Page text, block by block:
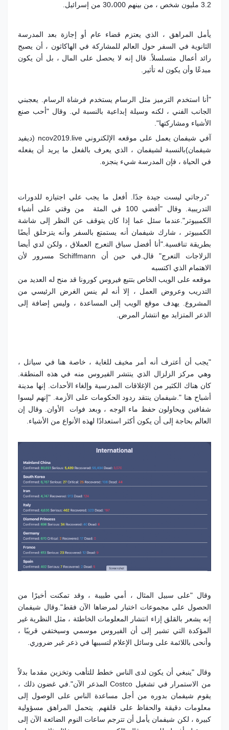
3.2 مليون شخص ، من بينهم 30،000 من إسرائيل.
يأمل المراهق ، الذي يعتزم قضاء عام أو إجازة بعد المدرسة
الثانوية في السفر حول العالم للمشاركة في الهاكاثون ، أن يصبح
رائد أعمال متسلسلاً. قال إنه لا يحصل على المال ، بل أن يكون
مبدعًا وأن يكون له تأثير.
"أنا استخدم الترميز مثل الرسام يستخدم فرشاة الرسام. يعجبني
الجانب الفني ، لكنه وسيلة إبداعية بالنسبة لي. وقال "أحب صنع
الأشياء ومشاركتها".
آفي شيفمان يعمل على موقعه الإلكتروني ncov2019.live (ديفيد
شيفمان)بالنسبة لشيفمان ، الذي يعرف بالفعل ما يريد أن يفعله
في الحياة ، فإن المدرسة شيء ينجزه.
"درجاتي ليست جيدة جدًا. أفعل ما يجب علي اجتيازه للدورات
التدريبية. وقال "أقضي 100 في المئة من وقتي على أشياء
الكمبيوتر".عندما سئل عما إذا كان يتوقف عن النظر إلى شاشة
الكمبيوتر ، شارك شيفمان أنه يستمتع بالسفر وأنه يتزحلق أيضًا
بطريقة تنافسية."أنا أفضل سباق التعرج العملاق ، ولكن لدي أيضا
الزلاجات التعرج" قال.في حين أن Schiffmann مسرور لأن
الاهتمام الذي اكتسبه
موقعه على الويب الخاص بتتبع فيروس كورونا قد منح له العديد من
التدريب وعروض العمل ، إلا أنه لم ينس الغرض الرئيسي من
المشروع. يهدف موقع الويب إلى المساعدة ، وليس إضافة إلى
الذعر المتزايد مع انتشار المرض.
"يجب أن أعترف أنه أمر مخيف للغاية ، خاصة هنا في سياتل ،
وهي مركز الزلزال الذي ينتشر الفيروس منه في هذه المنطقة.
كان هناك الكثير من الإغلاقات المدرسية وإلغاء الأحداث. إنها مدينة
أشباح هنا ".شيفمان ينتقد ردود الحكومات على الأزمة. "إنهم ليسوا
شفافين ويحاولون حفظ ماء الوجه ، وبعد فوات الأوان. وقال إن
العالم بحاجة إلى أن يكون أكثر استعدادًا لهذه الأنواع من الأشياء.
وقال "على سبيل المثال ، أمي طبيبة ، وقد تمكنت أخيرًا من
الحصول على مجموعات اختبار لمرضاها الآن فقط". وقال شيفمان
إنه يشعر بالقلق إزاء انتشار المعلومات الخاطئة ، مثل النظرية غير
المؤكدة التي تشير إلى أن الفيروس موسمي وسيختفي قريبًا ،
وأنحى باللائمة على وسائل الإعلام لتسببها في ذعر غير ضروري.
وقال "ينبغي أن يكون لدى الناس خطط للتأهب وتخزين مقدما بدلاً
من الاستمرار في تشغيل Costco المذعر الآن".
في غضون ذلك ،
يقوم شيفمان بدوره من أجل مساعدة الناس على الوصول إلى
معلومات دقيقة والحفاظ على قلقهم. يتحمل المراهق مسؤولية
كبيرة ، لكن شيفمان يأمل أن تترجم ساعات النوم الضائعة الآن إلى